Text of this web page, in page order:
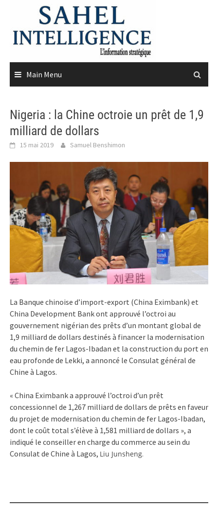
content
Main Menu
Nigeria : la Chine octroie un prêt de 1,9
milliard de dollars
15 mai 2019 Samuel Benshimon
La Banque chinoise d’import-export (China Eximbank) et
China Development Bank ont approuvé l’octroi au
gouvernement nigérian des prêts d’un montant global de
1,9 milliard de dollars destinés à financer la modernisation
du chemin de fer Lagos-Ibadan et la construction du port en
eau profonde de Lekki, a annoncé le Consulat général de
Chine à Lagos.
« China Eximbank a approuvé l’octroi d’un prêt
concessionnel de 1,267 milliard de dollars de prêts en faveur
du projet de modernisation du chemin de fer Lagos-Ibadan,
dont le coût total s’élève à 1,581 milliard de dollars », a
indiqué le conseiller en charge du commerce au sein du
Consulat de Chine à Lagos, Liu Junsheng.